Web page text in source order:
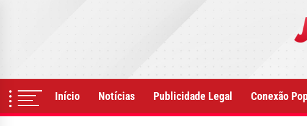
Início Notícias Publicidade Legal Conexão